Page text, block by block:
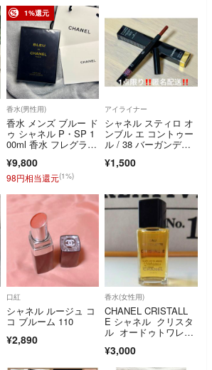
1%還元
香水(男性用)
香水 メンズ ブルー ド
ゥ シャネル P・SP 1
00ml 香水 フレグラン
arfum
¥9,800
98円相当還元(1%)
アイライナー
シャネル スティロ オ
ンブル エ コントゥー
ル / 38 バーガンデ
¥1,500
口紅
シャネル ルージュ コ
コ ブルーム 110
¥2,890
香水(女性用)
CHANEL CRISTALL
E シャネル クリスタ
ル オードゥトワレッ
¥3,000